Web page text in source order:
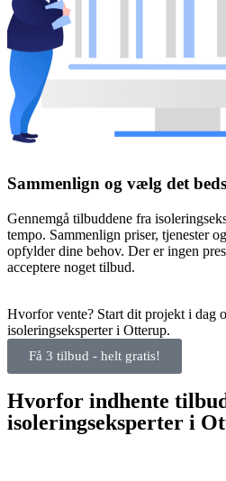
Sammenlign og vælg det
Gennemgå tilbuddene fra
tempo. Sammenlign priser, tjenester
opfylder dine behov. Der er ingen
acceptere noget tilbud.
Hvorfor vente? Start dit projekt i dag
isoleringseksperter i Otterup.
Få 3 tilbud - helt gratis!
Hvorfor indhente
isoleringseksperter i